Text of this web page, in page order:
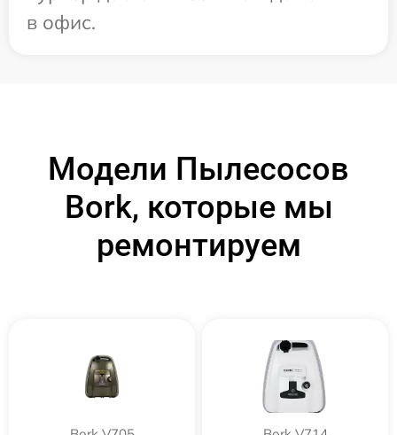
в офис.
Модели Пылесосов
Bork, которые мы
ремонтируем